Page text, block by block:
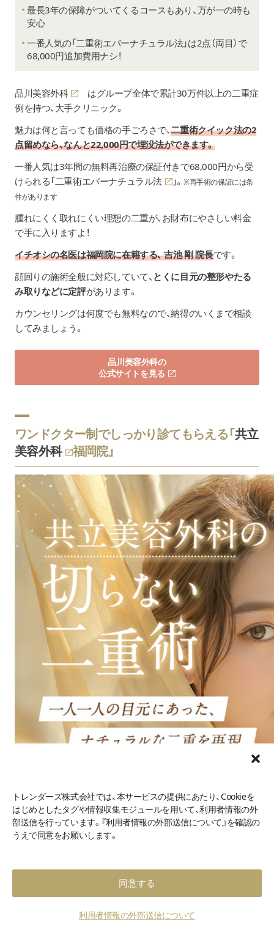
トレンダーズ株式会社では、本サービスの提供にあたり、Cookieを
はじめとしたタグや情報収集モジュールを用いて、利用者情報の外
部送信を行っています。『利用者情報の外部送信について』を確認の
うえで同意をお願いします。
同意する
利用者情報の外部送信について
最長3年の保障がついてくるコースもあり、万が一の時も
安心
一番人気の「二重術エバーナチュラル法」は2点（両目）で
68,000円追加費用ナシ！
品川美容外科
はグループ全体で累計30万件以上の二重症
例を持つ、大手クリニック。
魅力は何と言っても価格の手ごろさで、二重術クイック法の2
点留めなら、なんと22,000円で埋没法ができます。
一番人気は3年間の無料再治療の保証付きで68,000円から受
けられる「二重術エバーナチュラル法 」。※再手術の保証には条
件があります
腫れにくく取れにくい理想の二重が、お財布にやさしい料金
で手に入りますよ！
イチオシの名医は福岡院に在籍する、 吉池 剛 院長です。
顔回りの施術全般に対応していて、 とくに目元の整形やたる
み取りなどに定評があります。
カウンセリングは何度でも無料なので、納得のいくまで相談
してみましょう。
品川美容外科の
公式サイトを見る
ワンドクター制でしっかり診てもらえる「共立
美容外科
福岡院」